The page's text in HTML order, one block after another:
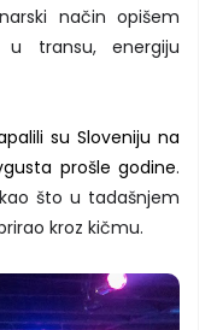
način opišem
transu, energiju
su Sloveniju na
prošle godine.
što u tadašnjem
kroz kičmu.